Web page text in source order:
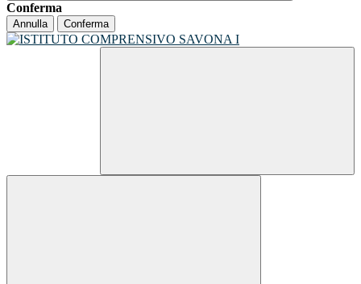
Conferma
Annulla Conferma